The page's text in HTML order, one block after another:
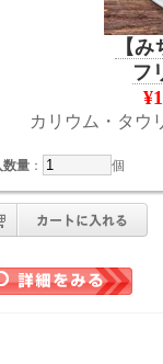
【
フ
カリウム・タウ
数量 ： 個